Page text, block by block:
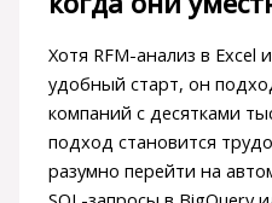
Хотя RFM-анализ в Excel
удобный старт, он
компаний с десятками
подход становится
разумно перейти на